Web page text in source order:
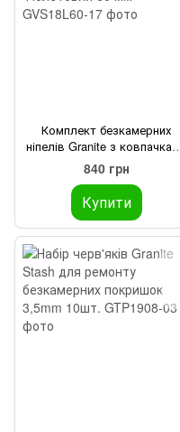
Комплект безкамерних
ніпелів Granite з
Juicy Presta - Фіолетовий 60
мм
840 грн
Купити